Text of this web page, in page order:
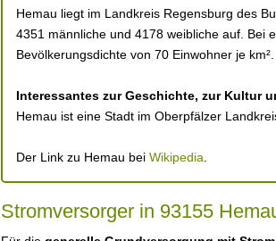
Hemau liegt im Landkreis Regensburg des
4351 männliche und 4178 weibliche auf. Bei
Bevölkerungsdichte von 70 Einwohner je km².
Interessantes zur Geschichte, zur Kultur
Hemau ist eine Stadt im Oberpfälzer
Der Link zu Hemau bei Wikipedia
Stromversorger in 93155